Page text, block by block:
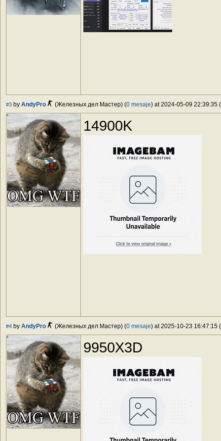
#3 by AndyPro (Железных дел Мастер) (0 mesaje) at 2024-05-09 22:39:35
14900K
#4 by AndyPro (Железных дел Мастер) (0 mesaje) at 2025-10-23 16:47:15
9950X3D